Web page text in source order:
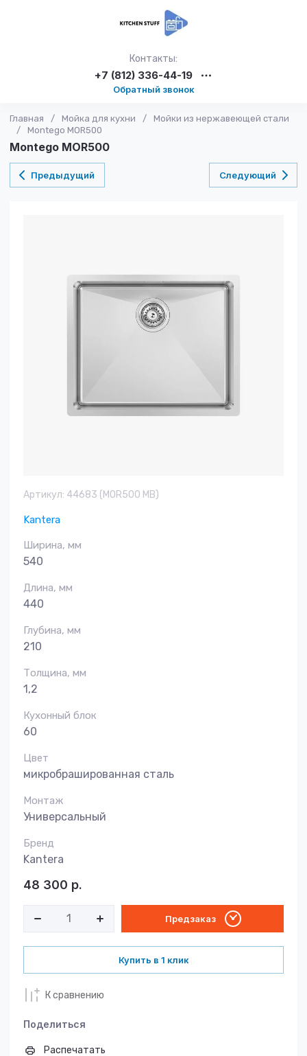
Контакты:
+7 (812) 336-44-19
Обратный звонок
Главная / Мойка для кухни /
Мойки из нержавеющей стали
/
Montego MOR500
Montego MOR500
Предыдущий Следующий
Артикул: 44683 (MOR500 MB)
Kantera
Ширина, мм
540
Длина, мм
440
Глубина, мм
210
Толщина, мм
1,2
Кухонный блок
60
Цвет
микробрашированная сталь
Монтаж
Универсальный
Бренд
Kantera
48 300 р.
Предзаказ
Купить в 1 клик
К сравнению
Поделиться
Распечатать